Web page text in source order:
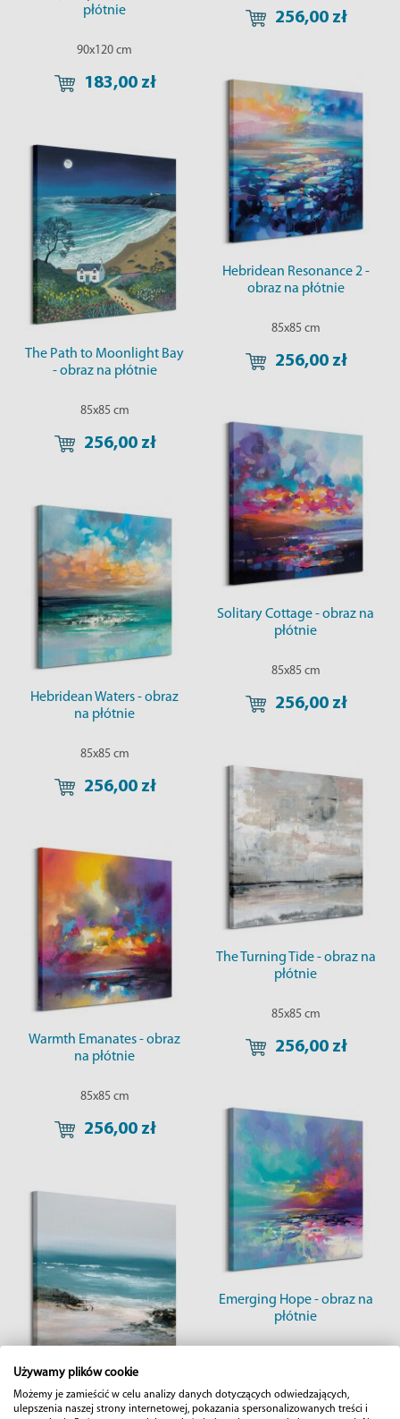
płótnie
90x120 cm
183,00 zł
256,00 zł
Hebridean Resonance 2 -
obraz na płótnie
85x85 cm
256,00 zł
The Path to Moonlight Bay
- obraz na płótnie
85x85 cm
256,00 zł
Solitary Cottage - obraz na
płótnie
85x85 cm
256,00 zł
Hebridean Waters - obraz
na płótnie
85x85 cm
256,00 zł
The Turning Tide - obraz na
płótnie
85x85 cm
256,00 zł
Warmth Emanates - obraz
na płótnie
85x85 cm
256,00 zł
Emerging Hope - obraz na
płótnie
256,00 zł
Shoreline - obraz na
Używamy plików cookie
Możemy je zamieścić w celu analizy danych dotyczących odwiedzających,
ulepszenia naszej strony internetowej, pokazania spersonalizowanych treści i